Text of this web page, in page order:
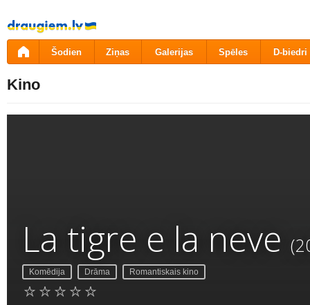
Pāriet
uz
saturu
Šodien Ziņas Galerijas Spēles D-biedri
Kino
La tigre e la neve
Komēdija Drāma Romantiskais kino